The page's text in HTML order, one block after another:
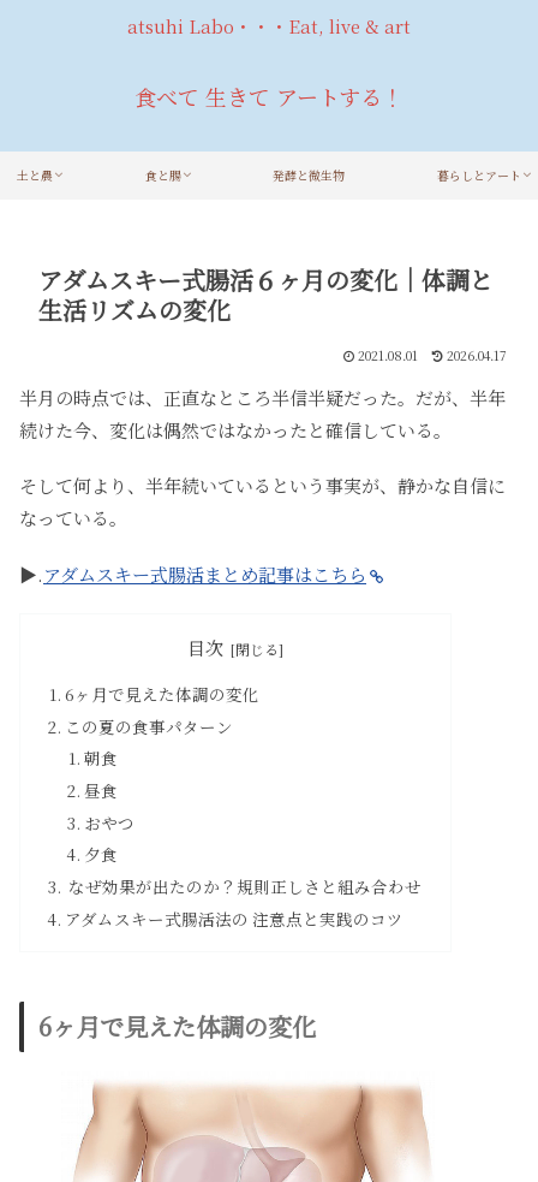
atsuhi Labo・・・Eat, live & art
食べて 生きて アートする！
土と農 食と腸 発酵と微生物 暮らしとアート
アダムスキー式腸活６ヶ月の変化｜体調と
生活リズムの変化
2021.08.01 2026.04.17
半月の時点では、正直なところ半信半疑だった。だが、半年
続けた今、変化は偶然ではなかったと確信している。
そして何より、半年続いているという事実が、静かな自信に
なっている。
▶︎.アダムスキー式腸活まとめ記事はこちら
目次
6ヶ月で見えた体調の変化
この夏の食事パターン
朝食
昼食
おやつ
夕食
なぜ効果が出たのか？規則正しさと組み合わせ
アダムスキー式腸活法の 注意点と実践のコツ
6ヶ月で見えた体調の変化